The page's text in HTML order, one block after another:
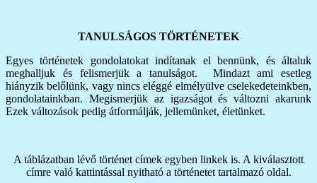
TANULSÁGOS TÖRTÉNETEK
Egyes történetek gondolatokat indítanak el bennünk, és általuk
meghalljuk és felismerjük a tanulságot. Mindazt ami esetleg
hiányzik belőlünk, vagy nincs eléggé elmélyülve cselekedeteinkben,
gondolatainkban. Megismerjük az igazságot és változni akarunk
Ezek változások pedig átformálják, jellemünket, életünket.
A táblázatban lévő történet címek egyben linkek is. A kiválasztott
címre való kattintással nyitható a történetet tartalmazó oldal.